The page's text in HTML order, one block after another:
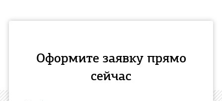
Оформите заявку прямо
сейчас